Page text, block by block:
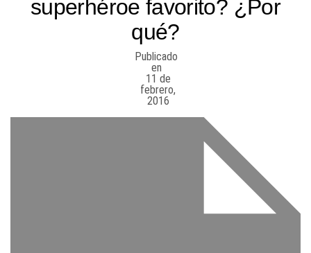
superhéroe favorito? ¿Por
qué?
Publicado
en
11 de
febrero,
2016